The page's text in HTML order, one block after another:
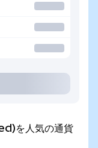
を人気の通貨